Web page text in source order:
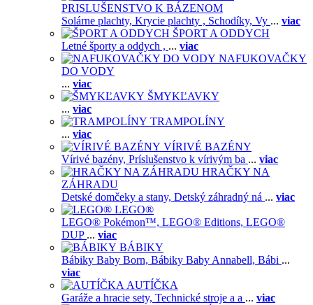
PRISLUŠENSTVO K BÁZENOM
Solárne plachty, Krycie plachty , Schodíky, Vy ... viac
ŠPORT A ODDYCH
Letné športy a oddych , ... viac
NAFUKOVAČKY
DO VODY
... viac
ŠMYKĽAVKY
... viac
TRAMPOLÍNY
... viac
VÍRIVÉ BAZÉNY
Vírivé bazény, Príslušenstvo k vírivým ba ... viac
HRAČKY NA
ZÁHRADU
Detské domčeky a stany, Detský záhradný ná ... viac
LEGO®
LEGO® Pokémon™, LEGO® Editions, LEGO®
DUP ... viac
BÁBIKY
Bábiky Baby Born, Bábiky Baby Annabell, Bábi ...
viac
AUTÍČKA
Garáže a hracie sety, Technické stroje a a ... viac